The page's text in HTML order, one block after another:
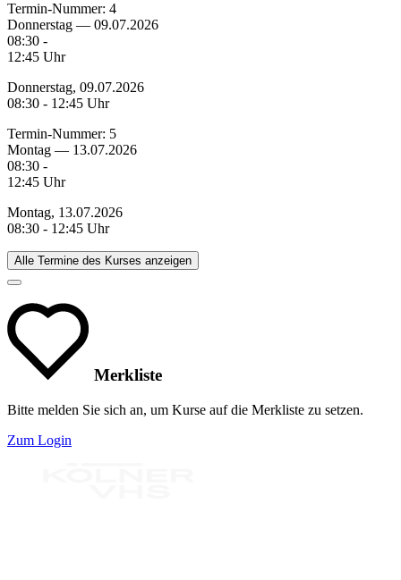
Termin-Nummer: 4
Donnerstag — 09.07.2026
08:30 -
12:45 Uhr
Donnerstag, 09.07.2026
08:30 - 12:45 Uhr
Termin-Nummer: 5
Montag — 13.07.2026
08:30 -
12:45 Uhr
Montag, 13.07.2026
08:30 - 12:45 Uhr
Alle Termine des Kurses anzeigen
Merkliste
Bitte melden Sie sich an, um Kurse auf die Merkliste zu setzen.
Zum Login